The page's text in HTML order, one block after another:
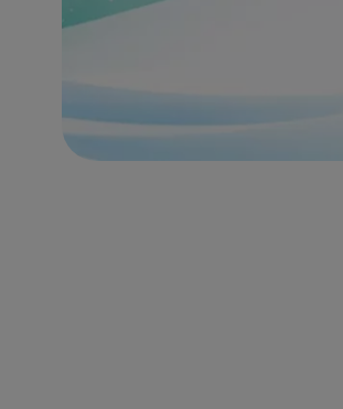
(új oldalon nyílik meg)